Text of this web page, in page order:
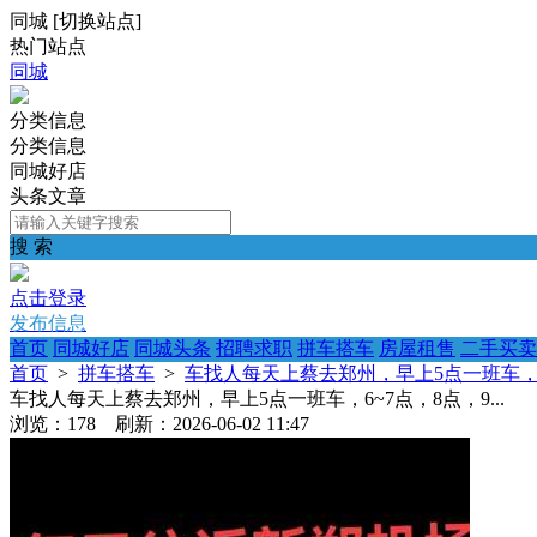
同城 [切换站点]
热门站点
同城
分类信息
分类信息
同城好店
头条文章
搜 索
点击登录
发布信息
首页 同城好店 同城头条 招聘求职 拼车搭车 房屋租售 二手买卖
首页 > 拼车搭车 > 车找人每天上蔡去郑州，早上5点一班车
车找人每天上蔡去郑州，早上5点一班车，6~7点，8点，9...
浏览：178 刷新：2026-06-02 11:47